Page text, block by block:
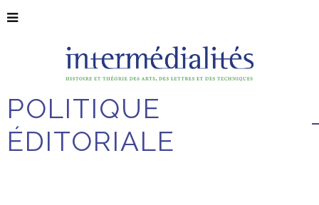
POLITIQUE
ÉDITORIALE